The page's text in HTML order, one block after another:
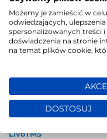
Nasze narzędzia dla
LivoTMS
Możemy je zamieścić w
odwiedzających,
spersonalizowanych treści
doświadczenia na stronie
na temat plików cookie,
DOSTOSUJ